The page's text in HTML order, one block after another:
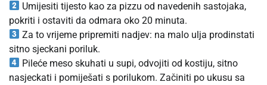
Umijesiti tijesto kao za pizzu od navedenih sastojaka,
pokriti i ostaviti da odmara oko 20 minuta.
Za to vrijeme pripremiti nadjev: na malo ulja prodinstati
sitno sjeckani poriluk.
Pileće meso skuhati u supi, odvojiti od kostiju, sitno
nasjeckati i pomiješati s porilukom. Začiniti po ukusu sa